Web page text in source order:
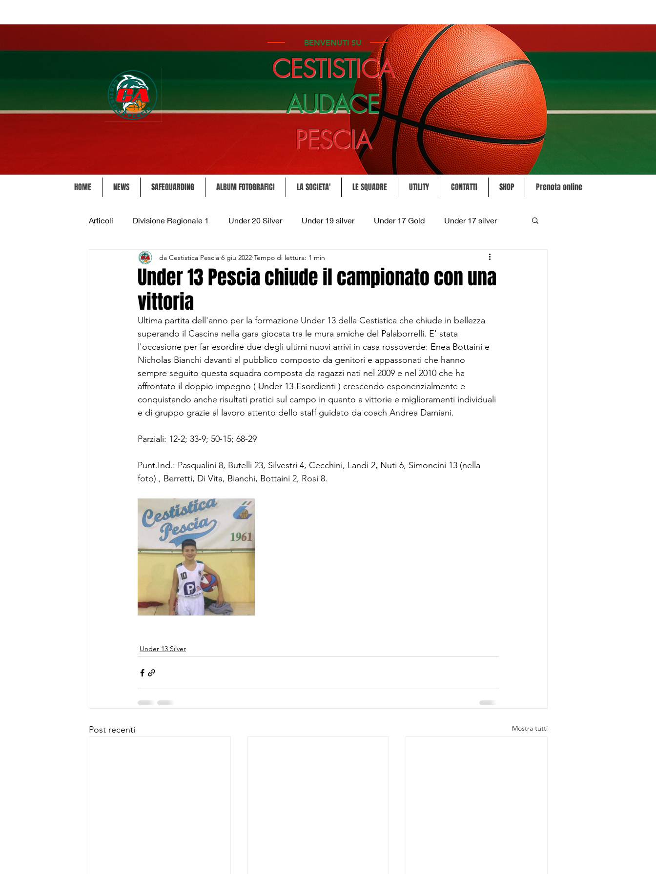
BENVENUTI SU
CESTISTICA
AUDACE
PESCIA
HOME NEWS SAFEGUARDING ALBUM FOTOGRAFICI LA SOCIETA' LE SQUADRE UTILITY CONTATTI SHOP Prenota online
Articoli Divisione Regionale 1 Under 20 Silver Under 19 silver Under 17 Gold Under 17 silver
Under 15 Silver Under 14 Silver Under 13 Silver
CSI Juniores CSI Under 13
Under 13 Pescia chiude il campionato con una
vittoria
da Cestistica Pescia 6 giu 2022 Tempo di lettura: 1 min
Ultima partita dell'anno per la formazione Under 13 della Cestistica che chiude in bellezza
superando il Cascina nella gara giocata tra le mura amiche del Palaborrelli. E' stata
l'occasione per far esordire due degli ultimi nuovi arrivi in casa rossoverde: Enea Bottaini e
Nicholas Bianchi davanti al pubblico composto da genitori e appassonati che hanno
sempre seguito questa squadra composta da ragazzi nati nel 2009 e nel 2010 che ha
affrontato il doppio impegno ( Under 13-Esordienti ) crescendo esponenzialmente e
conquistando anche risultati pratici sul campo in quanto a vittorie e miglioramenti individuali
e di gruppo grazie al lavoro attento dello staff guidato da coach Andrea Damiani.
Parziali: 12-2; 33-9; 50-15; 68-29
Punt.Ind.: Pasqualini 8, Butelli 23, Silvestri 4, Cecchini, Landi 2, Nuti 6, Simoncini 13 (nella
foto) , Berretti, Di Vita, Bianchi, Bottaini 2, Rosi 8.
Under 13 Silver
Post recenti Mostra tutti